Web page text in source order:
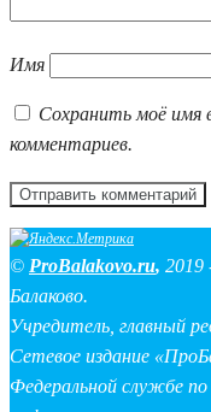
Имя
Сохранить моё имя
комментариев.
© ProBalakovo.ru, 2019
Балаково.
Учредитель, главный
Сетевое издание
Федеральной службе по